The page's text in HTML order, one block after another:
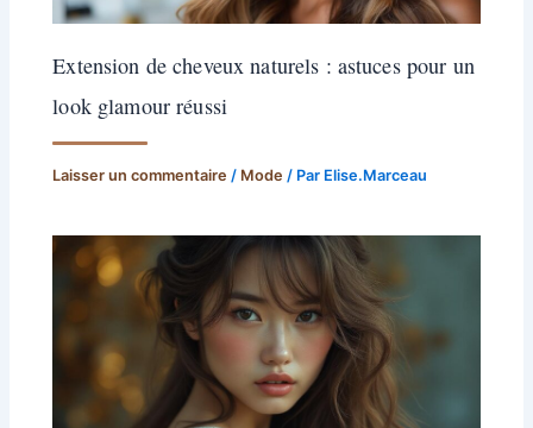
Extension de cheveux naturels : astuces pour un
look glamour réussi
Laisser un commentaire / Mode / Par Elise.Marceau